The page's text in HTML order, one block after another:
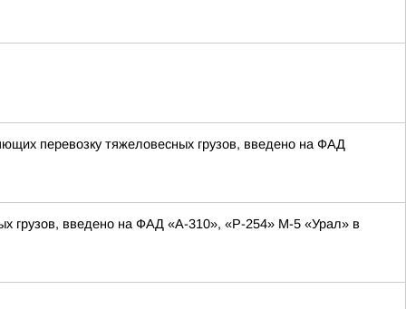
перевозку тяжеловесных грузов, введено на ФАД
грузов, введено на ФАД «А-310», «Р-254» М-5 «Урал» в